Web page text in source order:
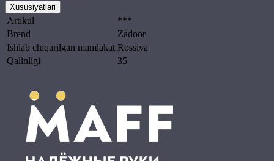
Xususiyatlari
Artikul
***
Brend
Zadoor
Ishlab chiqarilgan mamlakat Rossiya
Qalinligi
35